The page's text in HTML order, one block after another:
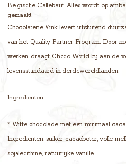
Belgische Callebaut. Alles wordt op
gemaakt.
Chocolaterie Vink levert uitsluitend
van het Quality Partner Program. Door
werken, draagt Choco World bij aan de
levensstandaard in derdewereldlanden.
Ingrediënten
* Witte chocolade met een minimaal
Ingrediënten: suiker, cacaoboter, volle
sojalecithine, natuurlijke vanille.